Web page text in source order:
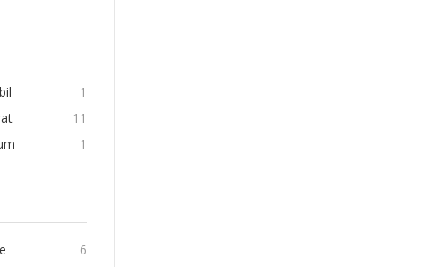
1
11
1
6